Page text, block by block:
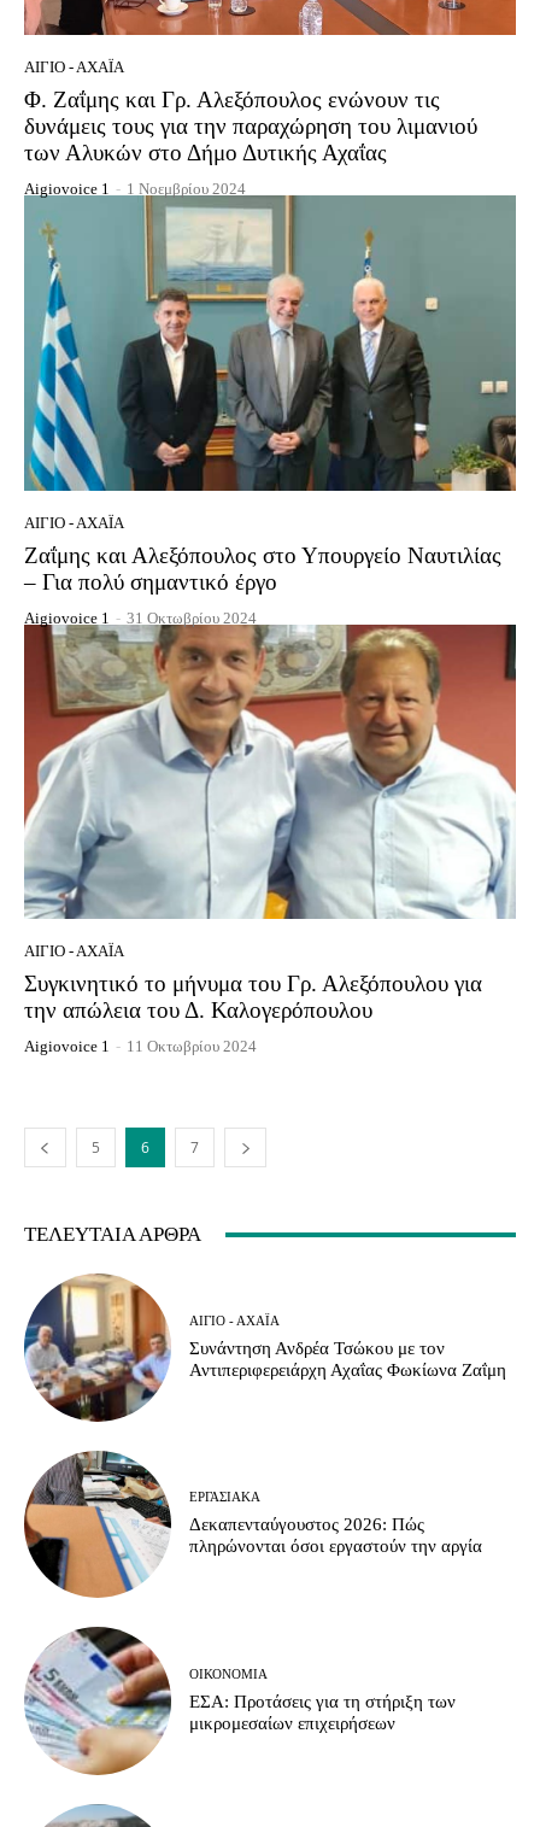
ΑΊΓΙΟ - ΑΧΑΪ́Α
Φ. Ζαΐμης και Γρ. Αλεξόπουλος ενώνουν τις
δυνάμεις τους για την παραχώρηση του λιμανιού
των Αλυκών στο Δήμο Δυτικής Αχαΐας
Aigiovoice 1 - 1 Νοεμβρίου 2024
ΑΊΓΙΟ - ΑΧΑΪ́Α
Ζαΐμης και Αλεξόπουλος στο Υπουργείο Ναυτιλίας
– Για πολύ σημαντικό έργο
Aigiovoice 1 - 31 Οκτωβρίου 2024
ΑΊΓΙΟ - ΑΧΑΪ́Α
Συγκινητικό το μήνυμα του Γρ. Αλεξόπουλου για
την απώλεια του Δ. Καλογερόπουλου
Aigiovoice 1 - 11 Οκτωβρίου 2024
5 6 7
ΤΕΛΕΥΤΑΊΑ ΆΡΘΡΑ
ΑΊΓΙΟ - ΑΧΑΪ́Α
Συνάντηση Ανδρέα Τσώκου με τον
Αντιπεριφερειάρχη Αχαΐας Φωκίωνα Ζαΐμη
ΕΡΓΑΣΙΑΚΆ
Δεκαπενταύγουστος 2026: Πώς
πληρώνονται όσοι εργαστούν την αργία
ΟΙΚΟΝΟΜΊΑ
ΕΣΑ: Προτάσεις για τη στήριξη των
μικρομεσαίων επιχειρήσεων